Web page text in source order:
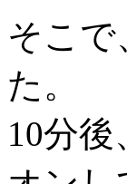
そこ
た。
10分